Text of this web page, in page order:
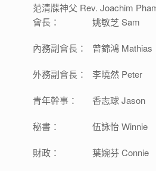
范清牒神父 Rev. Joachim
會長：
姚敏芝 Sam
內務副會長： 曾錦鴻 Mathias
外務副會長： 李曉然 Peter
青年幹事： 香志球 Jason
秘書： 伍詠怡 Winnie
財政： 葉婉芬 Connie